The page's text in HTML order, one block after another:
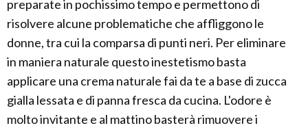
preparate in pochissimo tempo e permettono di
risolvere alcune problematiche che affliggono le
donne, tra cui la comparsa di punti neri. Per eliminare
in maniera naturale questo inestetismo basta
applicare una crema naturale fai da te a base di zucca
gialla lessata e di panna fresca da cucina. L'odore è
molto invitante e al mattino basterà rimuovere i